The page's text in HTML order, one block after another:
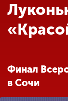
Финал
в Сочи